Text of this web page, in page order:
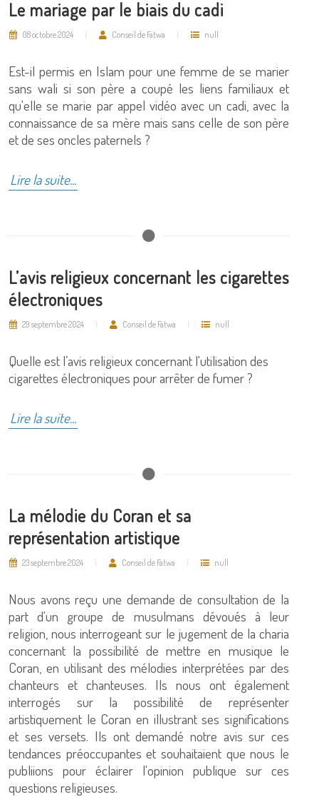
Le mariage par le biais du cadi
08 octobre 2024 Conseil de Fatwa null
Est-il permis en Islam pour une femme de se marier
sans wali si son père a coupé les liens familiaux et
qu'elle se marie par appel vidéo avec un cadi, avec la
connaissance de sa mère mais sans celle de son père
et de ses oncles paternels ?
Lire la suite...
L’avis religieux concernant les cigarettes
électroniques
29 septembre 2024 Conseil de Fatwa null
Quelle est l’avis religieux concernant l'utilisation des
cigarettes électroniques pour arrêter de fumer ?
Lire la suite...
La mélodie du Coran et sa
représentation artistique
23 septembre 2024 Conseil de Fatwa null
Nous avons reçu une demande de consultation de la
part d'un groupe de musulmans dévoués à leur
religion, nous interrogeant sur le jugement de la charia
concernant la possibilité de mettre en musique le
Coran, en utilisant des mélodies interprétées par des
chanteurs et chanteuses. Ils nous ont également
interrogés sur la possibilité de représenter
artistiquement le Coran en illustrant ses significations
et ses versets. Ils ont demandé notre avis sur ces
tendances préoccupantes et souhaitaient que nous le
publiions pour éclairer l'opinion publique sur ces
questions religieuses.